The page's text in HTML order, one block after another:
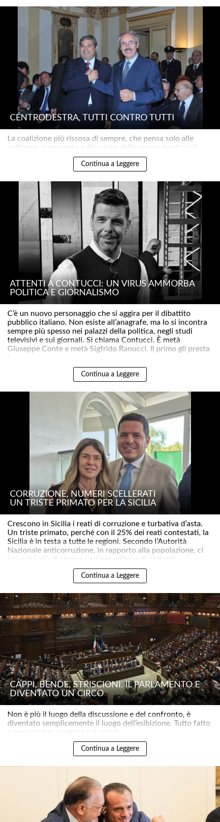
CENTRODESTRA, TUTTI CONTRO TUTTI
La coalizione più rissosa di sempre, che pensa solo alle
poltrone, si appresta a discutere delle mance territoriali..
Continua a Leggere
ATTENTI A CONTUCCI: UN VIRUS AMMORBA
POLITICA E GIORNALISMO
C’è un nuovo personaggio che si aggira per il dibattito
pubblico italiano. Non esiste all’anagrafe, ma lo si incontra
sempre più spesso nei palazzi della politica, negli studi
televisivi e sui giornali. Si chiama Contucci. È metà
Giuseppe Conte e metà Sigfrido Ranucci. Il primo gli presta
i..
Continua a Leggere
CORRUZIONE, NUMERI SCELLERATI
UN TRISTE PRIMATO PER LA SICILIA
Crescono in Sicilia i reati di corruzione e turbativa d’asta.
Un triste primato, perché con il 25% dei reati contestati, la
Sicilia è in testa a tutte le regioni. Secondo l’Autorità
Nazionale anticorruzione, in rapporto alla popolazione, ci
sono qui più di cinque casi per milione di abitanti..
Continua a Leggere
CAPPI, BENDE, STRISCIONI. IL PARLAMENTO È
DIVENTATO UN CIRCO
Non è più il luogo della discussione e del confronto, è
diventato semplicemente il luogo dell’esibizione. Tutto fatto
e pensato per apparire sui social..
Continua a Leggere